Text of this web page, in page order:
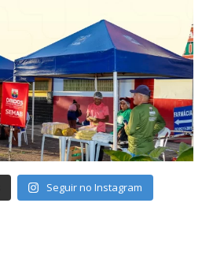
Seguir no Instagram